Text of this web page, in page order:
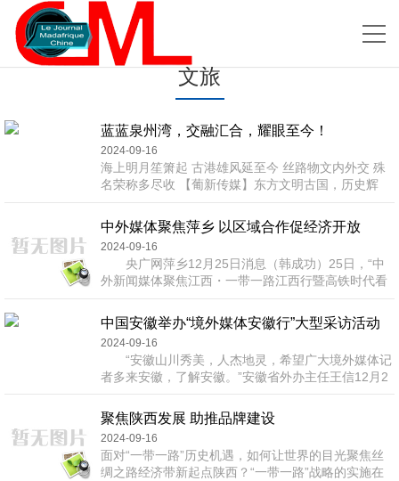
文旅
蓝蓝泉州湾，交融汇合，耀眼至今！
2024-09-16
海上明月笙箫起 古港雄风延至今 丝路物文内外交 殊
名荣称多尽收 【葡新传媒】东方文明古国，历史辉
久。海上丝绸之路是古代中国与外国交通贸易和文化
交往的海上通道。 海上丝绸之路的主港，历代有所变
迁。起点包括徐闻、合浦、临海、广州和泉州等。 汉
代“海上丝绸之路”始发港在徐闻古港，从公元3世纪30
年代起，广州取代徐闻、合浦成...
中外媒体聚焦萍乡 以区域合作促经济开放
2024-09-16
央广网萍乡12月25日消息（韩成功）25日，“中
外新闻媒体聚焦江西・一带一路江西行暨高铁时代看
访江西的西大门萍乡在高铁时代的开放型经济发展情
况。 萍乡濒临湖南，自2014年沪昆高铁正式通
车，萍乡与长株潭的时空距离进一步缩短。如今，赣
湘两省共同面临“一带一路”和长江经济带建设等重大
机遇，萍乡市作为江西省的西大门，乘着高铁互通的
中国安徽举办“境外媒体安徽行”大型采访活动
2024-09-16
“安徽山川秀美，人杰地灵，希望广大境外媒体记
者多来安徽，了解安徽。”安徽省外办主任王信12月2
务厅、文化厅和旅游局等相关负责人出席，座谈会上
中国农村建设成为各国媒体记者关注的焦点。 安
徽位于中国中部，拥有约5000万农村户籍人口，是农
业大省。该省凤阳县小岗村作为中国农村改革...
聚焦陕西发展 助推品牌建设
2024-09-16
面对“一带一路”历史机遇，如何让世界的目光聚焦丝
绸之路经济带新起点陕西？“一带一路”战略的实施在